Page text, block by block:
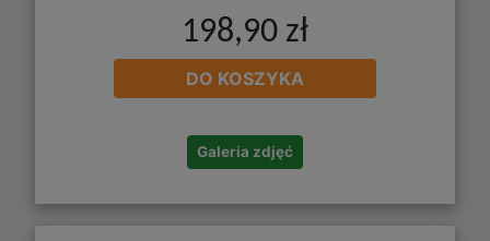
198,90 zł
DO KOSZYKA
Galeria zdjęć